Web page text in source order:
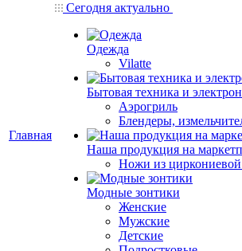
Главная
Сегодня актуально
Одежда
Vilatte
Бытовая техника и
Аэрогриль
Блендеры,
Наша продукция на
Ножи из
Модные зонтики
Женские
Мужские
Детские